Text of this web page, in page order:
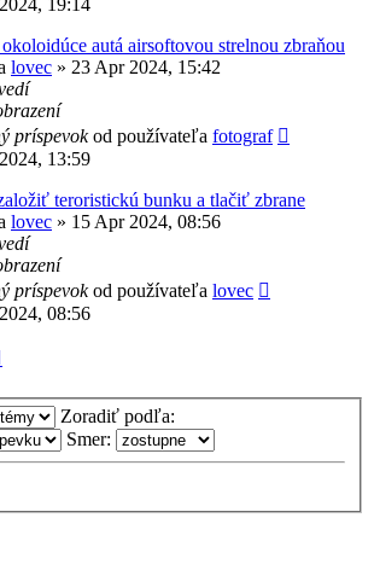
autá airsoftovou strelnou zbraňou
lovec » 23 Apr 2024, 15:42
príspevokod používateľa fotograf
13:59
teroristickú bunku a tlačiť zbrane
lovec » 15 Apr 2024, 08:56
príspevokod používateľa lovec
08:56
Zoradiť podľa:
Smer: